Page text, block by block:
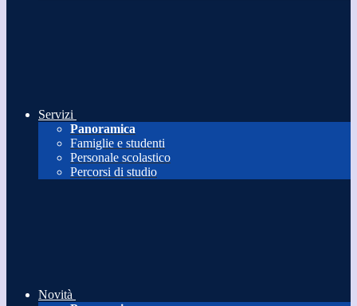
Servizi
Panoramica
Famiglie e studenti
Personale scolastico
Percorsi di studio
Novità